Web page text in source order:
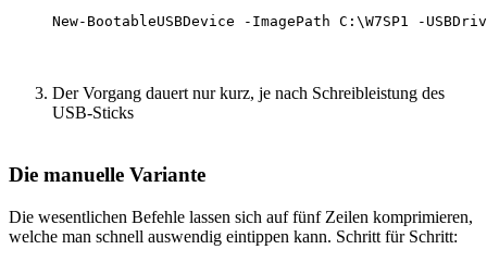
New-BootableUSBDevice -ImagePath C:\W7SP1 -
Der Vorgang dauert nur kurz, je nach Schreibleistung des
USB-Sticks
Die manuelle Variante
Die wesentlichen Befehle lassen sich auf fünf Zeilen komprimieren,
welche man schnell auswendig eintippen kann. Schritt für Schritt: